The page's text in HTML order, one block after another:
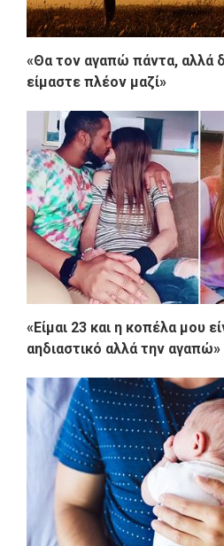
«Θα τον αγαπώ πάντα, αλλά
είμαστε πλέον μαζί»
«Είμαι 23 και η κοπέλα μου
αηδιαστικό αλλά την αγαπώ»